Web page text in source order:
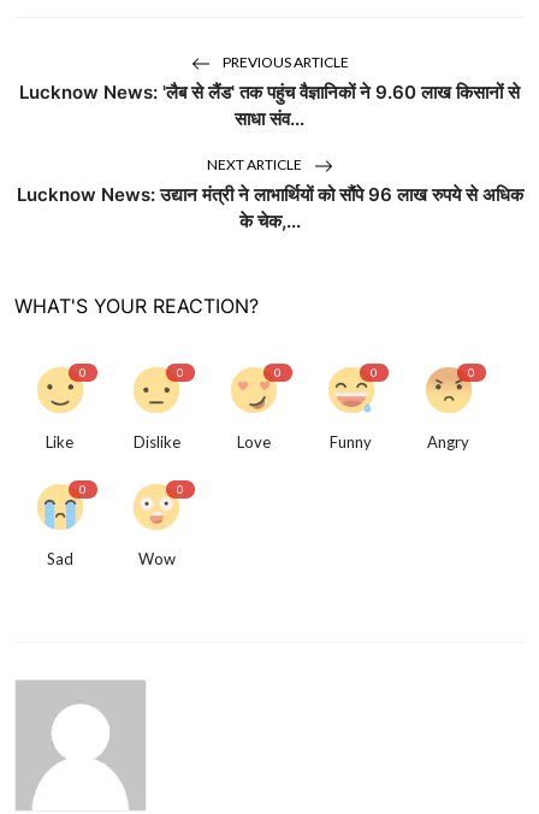
PREVIOUS ARTICLE
Lucknow News: 'लैब से लैंड' तक पहुंच वैज्ञानिकों ने 9.60 लाख किसानों से
साधा संव...
NEXT ARTICLE
Lucknow News: उद्यान मंत्री ने लाभार्थियों को सौंपे 96 लाख रुपये से अधिक
के चेक,...
WHAT'S YOUR REACTION?
0
Like
0
Dislike
0
Love
0
Funny
0
Angry
0
Sad
0
Wow